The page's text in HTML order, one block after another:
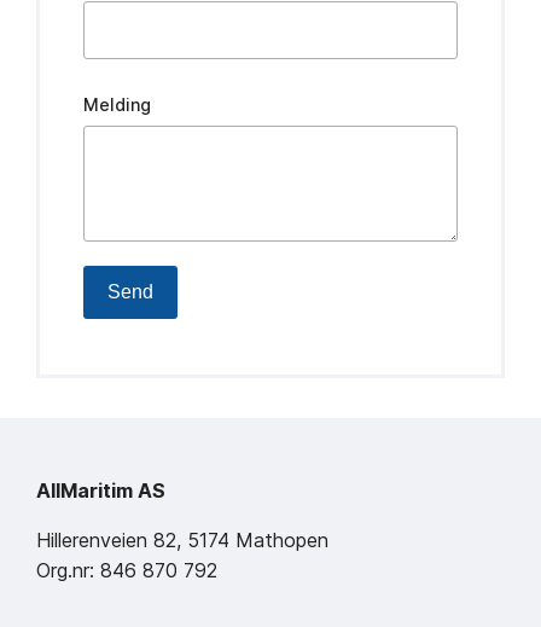
Melding
Send
AllMaritim AS
Hillerenveien 82, 5174 Mathopen
Org.nr: 846 870 792